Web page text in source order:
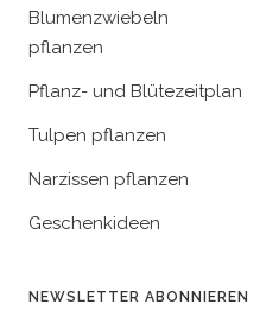
Blumenzwiebeln
pflanzen
Pflanz- und Blütezeitplan
Tulpen pflanzen
Narzissen pflanzen
Geschenkideen
NEWSLETTER ABONNIEREN